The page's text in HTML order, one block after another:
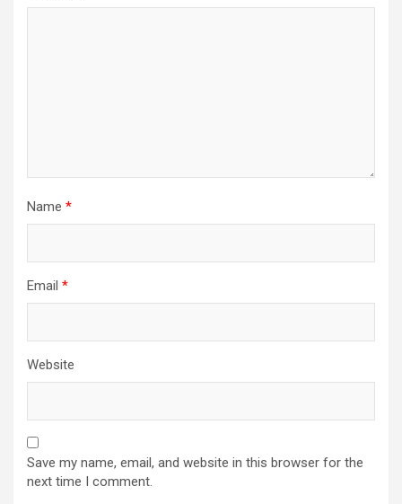
Name *
Email *
Website
Save my name, email, and website in this browser for the
next time I comment.